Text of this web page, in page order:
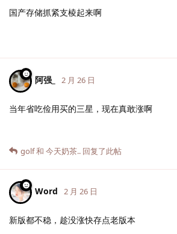
国产存储抓紧支棱起来啊
阿强_ 2 月 26 日
当年省吃俭用买的三星，现在真敢涨啊
golf和 今天奶茶.. 回复了此帖
Word 2 月 26 日
新版都不稳，趁没涨快存点老版本